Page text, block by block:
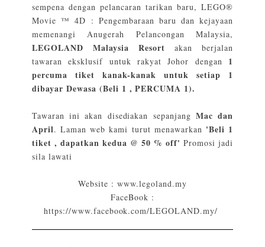
sempena dengan pelancaran tarikan baru, LEGO®
Movie ™ 4D : Pengembaraan baru dan kejayaan
memenangi Anugerah Pelancongan Malaysia,
LEGOLAND Malaysia Resort akan berjalan
tawaran eksklusif untuk rakyat Johor dengan 1
percuma tiket kanak-kanak untuk setiap 1
dibayar Dewasa (Beli 1 , PERCUMA 1).
Tawaran ini akan disediakan sepanjang Mac dan
April. Laman web kami turut menawarkan 'Beli 1
tiket , dapatkan kedua @ 50 % off' Promosi jadi
sila lawati
Website :www.legoland.my
FaceBook :
https://www.facebook.com/LEGOLAND.my/